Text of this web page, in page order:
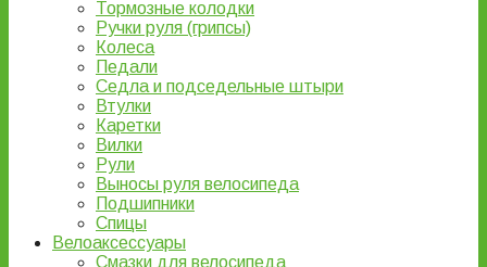
Тормозные колодки
Ручки руля (грипсы)
Колеса
Педали
Седла и подседельные штыри
Втулки
Каретки
Вилки
Рули
Выносы руля велосипеда
Подшипники
Спицы
Велоаксессуары
Смазки для велосипеда